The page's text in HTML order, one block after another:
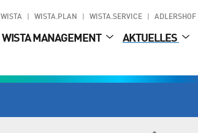
WISTA WISTA.PLAN WISTA.SERVICE ADLERSHOF
WISTA MANAGEMENT AKTUELLES